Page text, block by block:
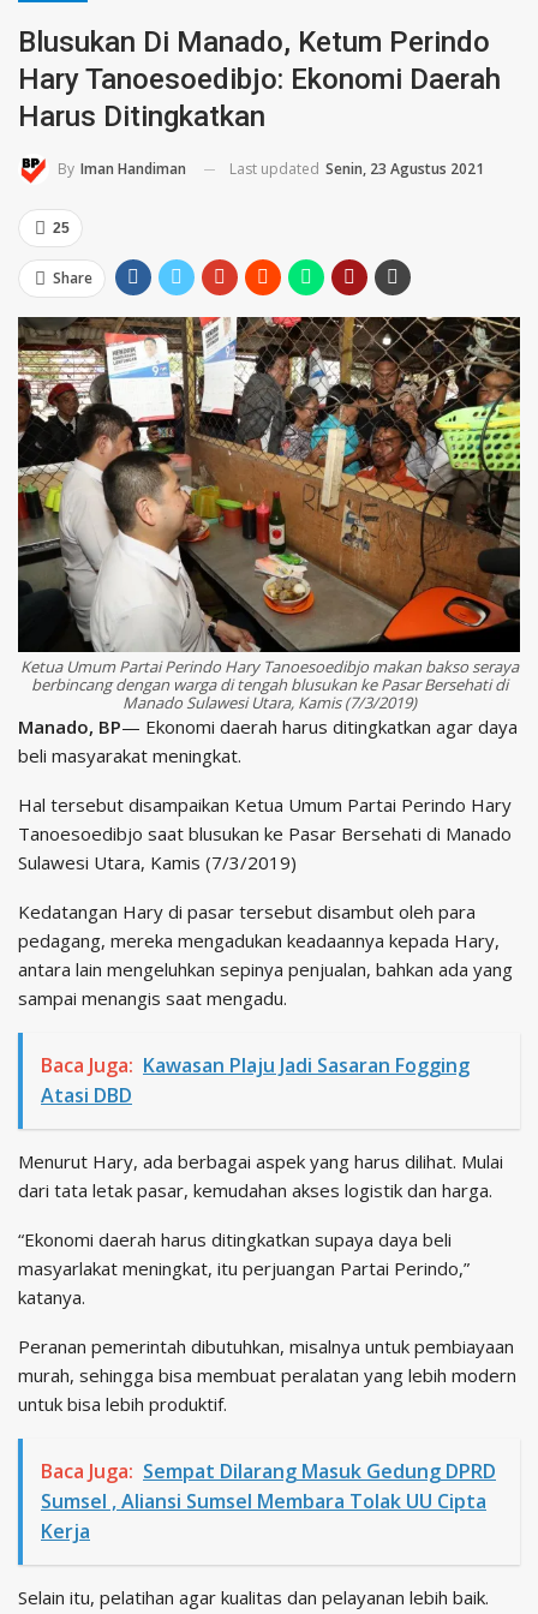
Blusukan Di Manado, Ketum Perindo
Hary Tanoesoedibjo: Ekonomi Daerah
Harus Ditingkatkan
By Iman Handiman Last updated Senin, 23 Agustus 2021
25
Share
Ketua Umum Partai Perindo Hary Tanoesoedibjo makan bakso seraya
berbincang dengan warga di tengah blusukan ke Pasar Bersehati di
Manado Sulawesi Utara, Kamis (7/3/2019)
Manado, BP— Ekonomi daerah harus ditingkatkan agar daya
beli masyarakat meningkat.
Hal tersebut disampaikan Ketua Umum Partai Perindo Hary
Tanoesoedibjo saat blusukan ke Pasar Bersehati di Manado
Sulawesi Utara, Kamis (7/3/2019)
Kedatangan Hary di pasar tersebut disambut oleh para
pedagang, mereka mengadukan keadaannya kepada Hary,
antara lain mengeluhkan sepinya penjualan, bahkan ada yang
sampai menangis saat mengadu.
Baca Juga: Kawasan Plaju Jadi Sasaran Fogging
Atasi DBD
Menurut Hary, ada berbagai aspek yang harus dilihat. Mulai
dari tata letak pasar, kemudahan akses logistik dan harga.
“Ekonomi daerah harus ditingkatkan supaya daya beli
masyarlakat meningkat, itu perjuangan Partai Perindo,”
katanya.
Peranan pemerintah dibutuhkan, misalnya untuk pembiayaan
murah, sehingga bisa membuat peralatan yang lebih modern
untuk bisa lebih produktif.
Baca Juga: Sempat Dilarang Masuk Gedung DPRD
Sumsel , Aliansi Sumsel Membara Tolak UU Cipta
Kerja
Selain itu, pelatihan agar kualitas dan pelayanan lebih baik.